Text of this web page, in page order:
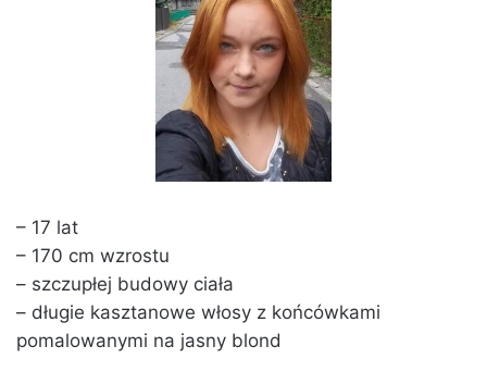
– 17 lat
– 170 cm wzrostu
– szczupłej budowy ciała
– długie kasztanowe włosy z końcówkami
pomalowanymi na jasny blond